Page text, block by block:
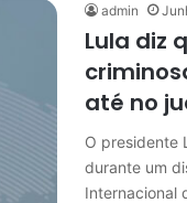
admin
Lula diz
até no
O presidente
durante um
Internacional